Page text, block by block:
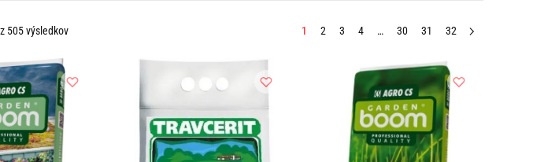
505 výsledkov 1 2 3 4 … 30 31 32